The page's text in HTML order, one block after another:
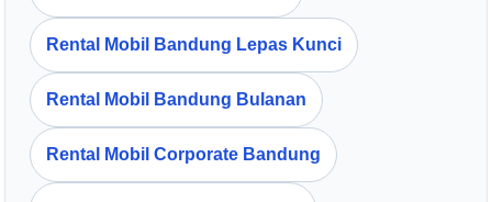
Rental Mobil Bandung Lepas Kunci
Rental Mobil Bandung Bulanan
Rental Mobil Corporate Bandung